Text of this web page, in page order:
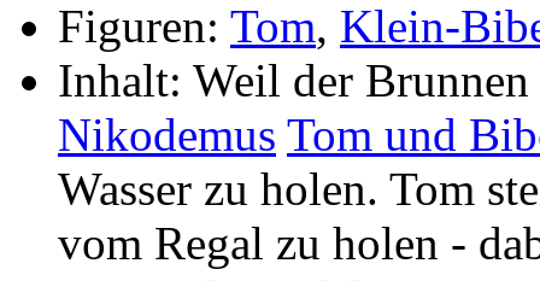
Figuren: Tom, Klein-
Inhalt: Weil der
Nikodemus Tom und
Wasser zu holen. Tom
vom Regal zu holen -